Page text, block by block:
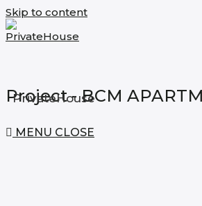
Skip to content
PrivateHouse
MENU CLOSE
Project - BCM